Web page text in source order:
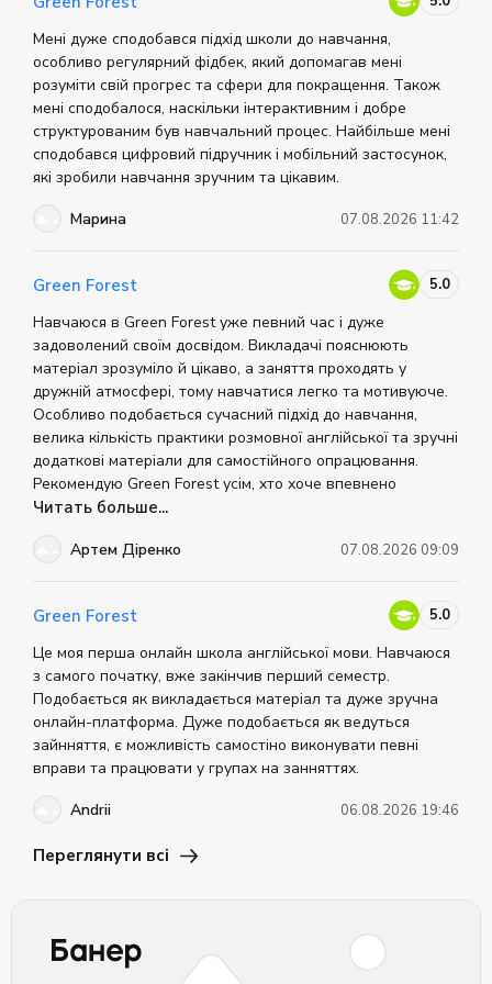
Мені дуже сподобався підхід школи до навчання,
особливо регулярний фідбек, який допомагав мені
розуміти свій прогрес та сфери для покращення. Також
мені сподобалося, наскільки інтерактивним і добре
структурованим був навчальний процес. Найбільше мені
сподобався цифровий підручник і мобільний застосунок,
які зробили навчання зручним та цікавим.
Марина
07.08.2026 11:42
Green Forest 5.0
Навчаюся в Green Forest уже певний час і дуже
задоволений своїм досвідом. Викладачі пояснюють
матеріал зрозуміло й цікаво, а заняття проходять у
дружній атмосфері, тому навчатися легко та мотивуюче.
Особливо подобається сучасний підхід до навчання,
велика кількість практики розмовної англійської та зручні
додаткові матеріали для самостійного опрацювання.
Рекомендую Green Forest усім, хто хоче впевнено
покращити свою англійську.
Читать больше...
Артем Діренко 07.08.2026 09:09
Green Forest 5.0
Це моя перша онлайн школа англійської мови. Навчаюся
з самого початку, вже закінчив перший семестр.
Подобається як викладається матеріал та дуже зручна
онлайн-платформа. Дуже подобається як ведуться
зайнняття, є можливість самостіно виконувати певні
вправи та працювати у групах на занняттях.
Andrii
06.08.2026 19:46
Переглянути всі